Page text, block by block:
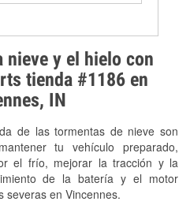
nieve y el hielo con
tienda #1186 en
IN
de las tormentas de nieve son
tu vehículo preparado,
el frío, mejorar la tracción y la
de la batería y el motor
severas en Vincennes.
y
luz "Check Engine"
y aceite
de faros
limpiaparabrisas